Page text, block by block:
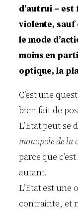
d’autrui – est
violente, sauf
le mode
moins en
optique, la
C’est une
bien fait de
L’Etat peut
monopole de la
parce que
autant.
L’Etat est une
contrainte, et